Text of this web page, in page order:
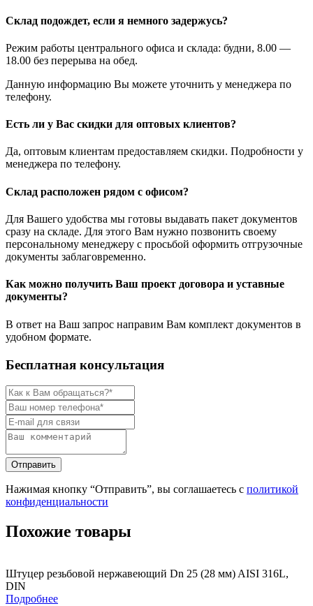
Склад подождет, если я немного задержусь?
Режим работы центрального офиса и склада: будни, 8.00 —
18.00 без перерыва на обед.
Данную информацию Вы можете уточнить у менеджера по
телефону.
Есть ли у Вас скидки для оптовых клиентов?
Да, оптовым клиентам предоставляем скидки. Подробности у
менеджера по телефону.
Склад расположен рядом с офисом?
Для Вашего удобства мы готовы выдавать пакет документов
сразу на складе. Для этого Вам нужно позвонить своему
персональному менеджеру с просьбой оформить отгрузочные
документы заблаговременно.
Как можно получить Ваш проект договора и уставные
документы?
В ответ на Ваш запрос направим Вам комплект документов в
удобном формате.
Бесплатная консультация
Нажимая кнопку “Отправить”, вы соглашаетесь с политикой
конфиденциальности
Похожие товары
Штуцер резьбовой нержавеющий Dn 25 (28 мм) AISI 316L,
DIN
Подробнее